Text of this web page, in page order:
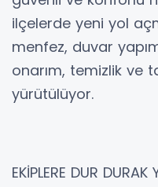
ilçelerde yeni yol
menfez, duvar
onarım, temizlik ve
yürütülüyor.
EKİPLERE DUR DURAK